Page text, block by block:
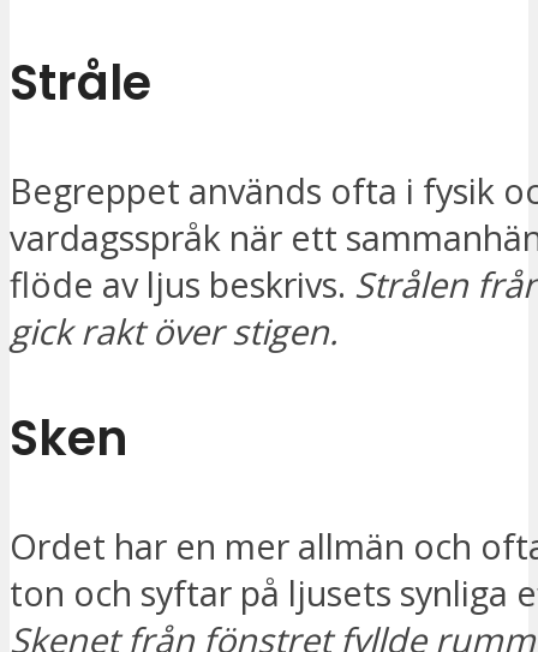
Stråle
Begreppet används ofta i fysik
vardagsspråk när ett
flöde av ljus beskrivs. Strålen
gick rakt över stigen.
Sken
Ordet har en mer allmän och
ton och syftar på ljusets synliga
Skenet från fönstret fyllde